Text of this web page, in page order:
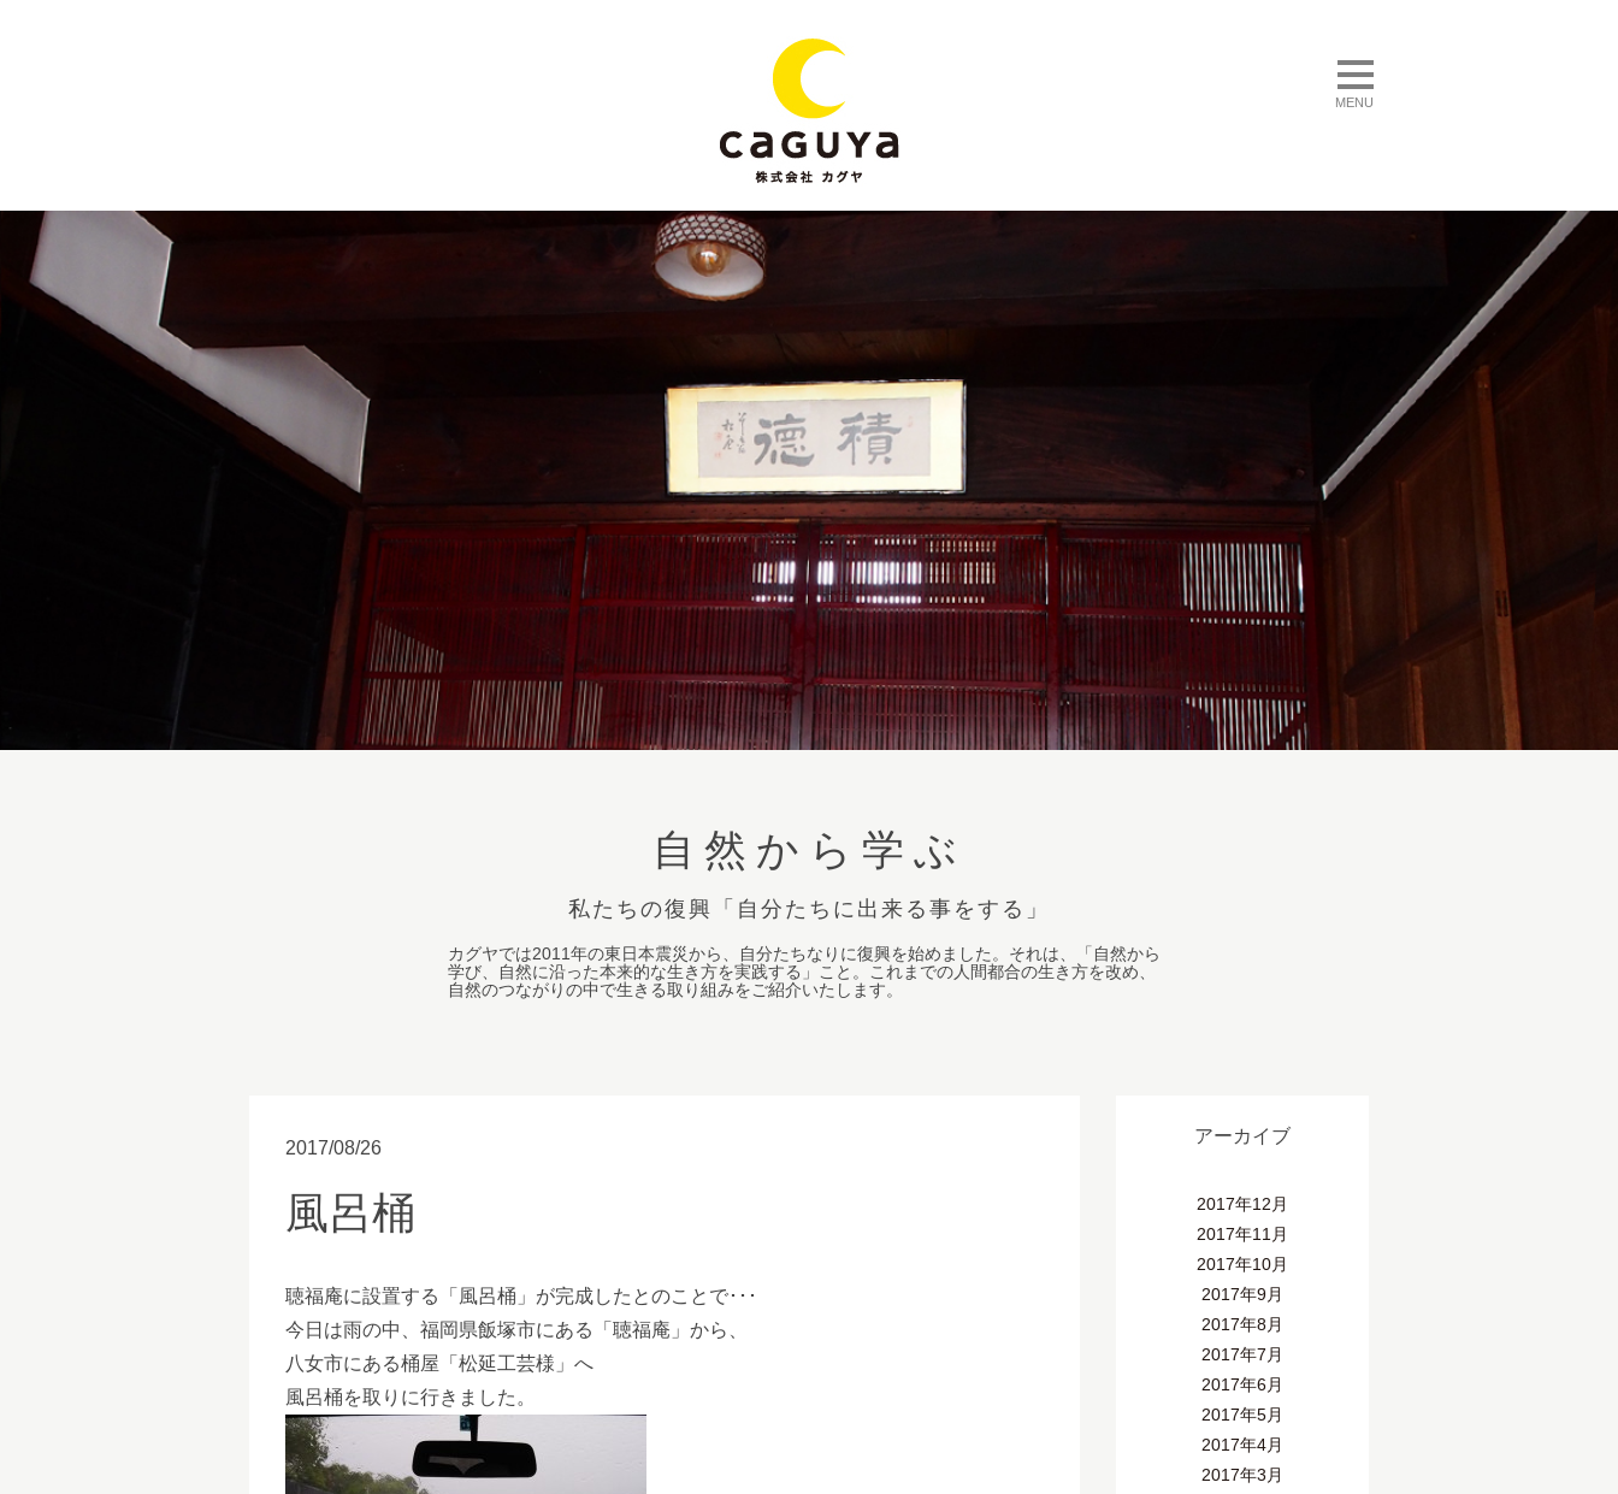
toggle navigation
MENU
自然から学ぶ
私たちの復興「自分たちに出来る事をする」
カグヤでは2011年の東日本震災から、自分たちなりに復興を始めました。それは、「自然から
学び、自然に沿った本来的な生き方を実践する」こと。これまでの人間都合の生き方を改め、
自然のつながりの中で生きる取り組みをご紹介いたします。
2017/08/26
風呂桶
聴福庵に設置する「風呂桶」が完成したとのことで･･･
今日は雨の中、福岡県飯塚市にある「聴福庵」から、
八女市にある桶屋「松延工芸様」へ
風呂桶を取りに行きました。
アーカイブ
2017年12月
2017年11月
2017年10月
2017年9月
2017年8月
2017年7月
2017年6月
2017年5月
2017年4月
2017年3月